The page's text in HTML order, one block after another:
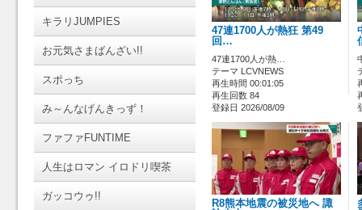
キラリJUMPIES
お元気さまばんざい!!
スポっち
み～んなげんきっず！
ファファFUNTIME
人生はロマン イロドリ喫茶
ガッコウゥ!!
47連1700人が熱狂 第49
回…
47連1700人が熱…
テーマ LCVNEWS
再生時間 00:01:05
再生回数 84
登録日 2026/08/09
R8熊本地震の被災地へ 諏